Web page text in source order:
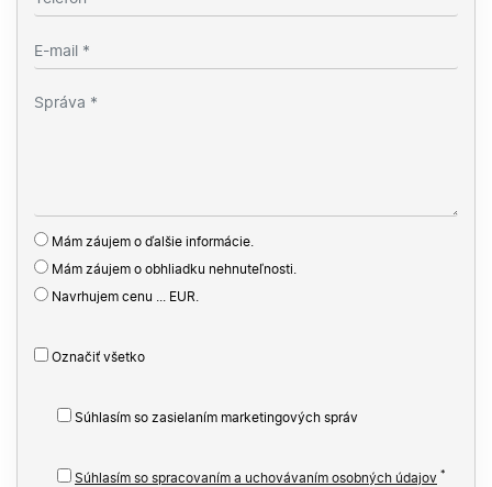
Mám záujem o ďalšie informácie.
Mám záujem o obhliadku nehnuteľnosti.
Navrhujem cenu ... EUR.
Označiť všetko
Súhlasím so zasielaním marketingových správ
Súhlasím so spracovaním a uchovávaním osobných údajov *